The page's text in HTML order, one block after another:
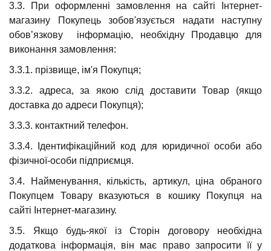
3.3. При оформленні замовлення на сайті Інтернет-
магазину Покупець зобов'язується надати наступну
обов’язкову інформацію, необхідну Продавцю для
виконання замовлення:
3.3.1. прізвище, ім'я Покупця;
3.3.2. адреса, за якою слід доставити Товар (якщо
доставка до адреси Покупця);
3.3.3. контактний телефон.
3.3.4. Ідентифікаційний код для юридичної особи або
фізичної-особи підприємця.
3.4. Найменування, кількість, артикул, ціна обраного
Покупцем Товару вказуються в кошику Покупця на
сайті Інтернет-магазину.
3.5. Якщо будь-якої із Сторін договору необхідна
додаткова інформація, він має право запросити її у